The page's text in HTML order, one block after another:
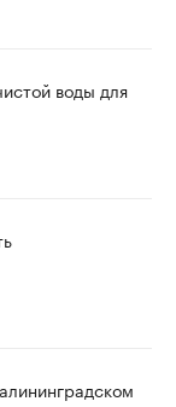
воды для